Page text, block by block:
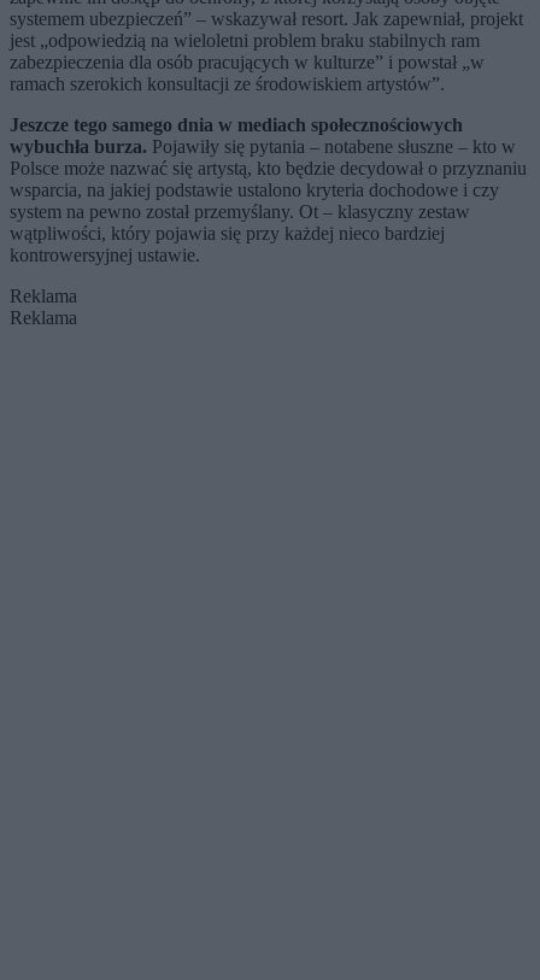
systemem ubezpieczeń” – wskazywał resort. Jak zapewniał, projekt
jest „odpowiedzią na wieloletni problem braku stabilnych ram
zabezpieczenia dla osób pracujących w kulturze” i powstał „w
ramach szerokich konsultacji ze środowiskiem artystów”.
Jeszcze tego samego dnia w mediach społecznościowych
wybuchła burza. Pojawiły się pytania – notabene słuszne – kto w
Polsce może nazwać się artystą, kto będzie decydował o przyznaniu
wsparcia, na jakiej podstawie ustalono kryteria dochodowe i czy
system na pewno został przemyślany. Ot – klasyczny zestaw
wątpliwości, który pojawia się przy każdej nieco bardziej
kontrowersyjnej ustawie.
Reklama
Reklama